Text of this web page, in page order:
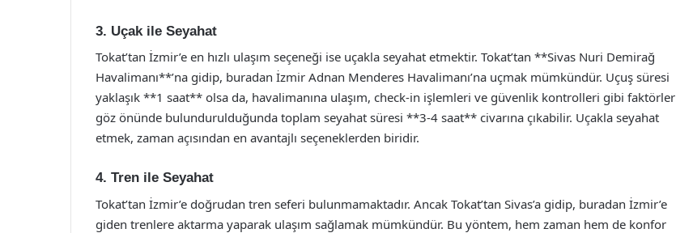
3. Uçak ile Seyahat
Tokat’tan İzmir’e en hızlı ulaşım seçeneği ise uçakla seyahat etmektir. Tokat’tan **Sivas Nuri Demirağ
Havalimanı**’na gidip, buradan İzmir Adnan Menderes Havalimanı’na uçmak mümkündür. Uçuş süresi
yaklaşık **1 saat** olsa da, havalimanına ulaşım, check-in işlemleri ve güvenlik kontrolleri gibi faktörler
göz önünde bulundurulduğunda toplam seyahat süresi **3-4 saat** civarına çıkabilir. Uçakla seyahat
etmek, zaman açısından en avantajlı seçeneklerden biridir.
4. Tren ile Seyahat
Tokat’tan İzmir’e doğrudan tren seferi bulunmamaktadır. Ancak Tokat’tan Sivas’a gidip, buradan İzmir’e
giden trenlere aktarma yaparak ulaşım sağlamak mümkündür. Bu yöntem, hem zaman hem de konfor